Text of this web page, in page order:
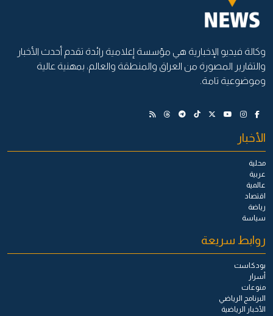
وكالة فيديو الإخبارية هي مؤسسة إعلامية رائدة تقدم أحدث الأخبار
والتقارير المصورة من العراق والمنطقة والعالم، بمهنية عالية
وموضوعية تامة.
الأخبار
محلية
عربية
عالمية
اقتصاد
رياضة
سياسة
روابط سريعة
بودكاست
أسرار
منوعات
البرنامج الرياضي
الأخبار الرياضية